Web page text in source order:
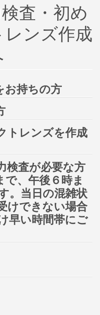
査・初め
ンズ作成
お持ちの方
トレンズを作成
検査が必要な方
、午後６時ま
。当日の混雑状
けできない場合
早い時間帯にご